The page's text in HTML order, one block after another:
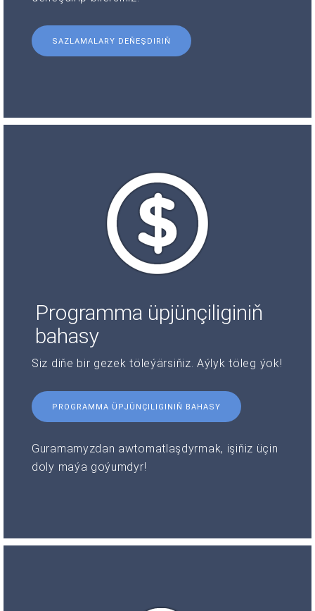
SAZLAMALARY DEŇEŞDIRIŇ
Programma üpjünçiliginiň
bahasy
Siz diňe bir gezek töleýärsiňiz. Aýlyk töleg ýok!
PROGRAMMA ÜPJÜNÇILIGINIŇ BAHASY
Guramamyzdan awtomatlaşdyrmak, işiňiz üçin
doly maýa goýumdyr!